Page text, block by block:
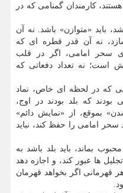
کارمندان گمنامی که در
باید «متوازن» باشد. نه آن
نه آن قدر قطره ای که
سحر امامی، اگر در قلب
است؛ نه تعداد دفعاتی که
که در لحظه ای خاص، نماد
بودند که بلد بودند در اوج،
بموقع، از «نمایش دائم»
امامی را حفظ کند، نباید
بماند، باید بلد باشد به
ها عبور کند، و اجازه دهد
قهرمانی اگر بخواهد قهرمان